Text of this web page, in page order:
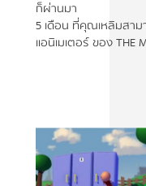
ก็ผ่านมา
5 เดือน ที่คุณเหลิมสาม
แอนิเมเตอร์ ของ THE